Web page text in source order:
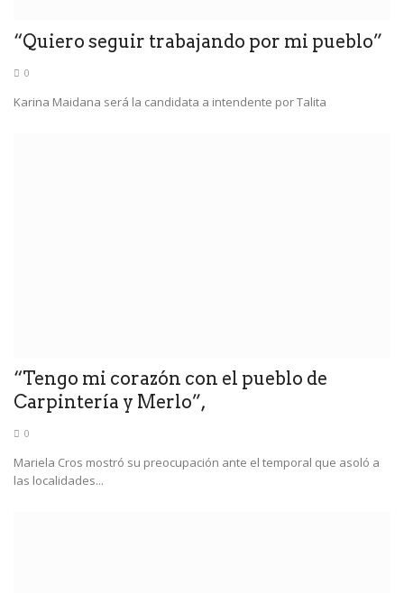
“Quiero seguir trabajando por mi pueblo”
0
Karina Maidana será la candidata a intendente por Talita
“Tengo mi corazón con el pueblo de
Carpintería y Merlo”,
0
Mariela Cros mostró su preocupación ante el temporal que asoló a
las localidades...